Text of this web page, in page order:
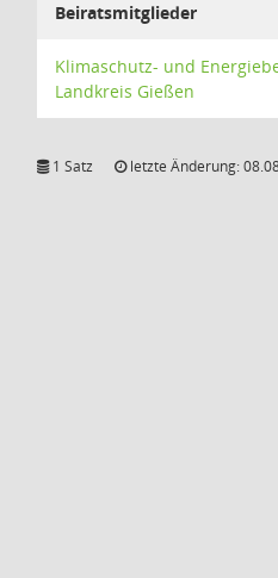
Beiratsmitglieder
Klimaschutz- und
Landkreis Gießen
1 Satz letzte Änderung: